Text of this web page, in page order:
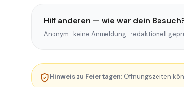
Hilf anderen — wie war dein
Anonym · keine Anmeldung · redaktionell
Hinweis zu Feiertagen: Öffnungszeiten